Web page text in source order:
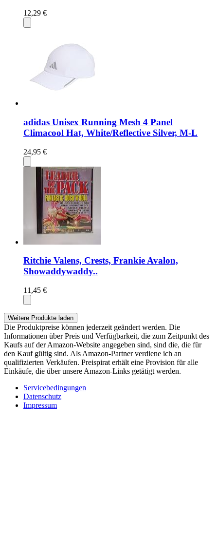
12,29 €
adidas Unisex Running Mesh 4 Panel
Climacool Hat, White/Reflective Silver, M-L
24,95 €
Ritchie Valens, Crests, Frankie Avalon,
Showaddywaddy..
11,45 €
Weitere Produkte laden
Die Produktpreise können jederzeit geändert werden. Die
Informationen über Preis und Verfügbarkeit, die zum Zeitpunkt des
Kaufs auf der Amazon-Website angegeben sind, sind die, die für
den Kauf gültig sind. Als Amazon-Partner verdiene ich an
qualifizierten Verkäufen. Preispirat erhält eine Provision für alle
Einkäufe, die über unsere Amazon-Links getätigt werden.
Servicebedingungen
Datenschutz
Impressum